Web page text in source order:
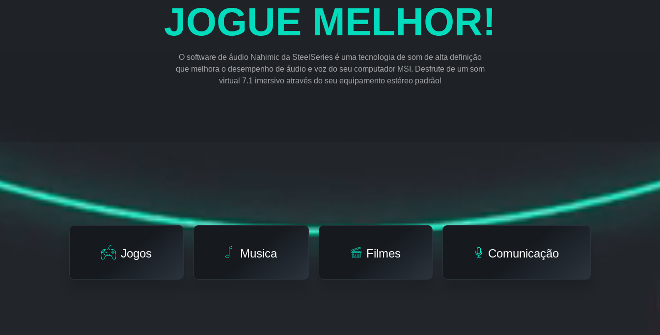
JOGUE MELHOR!
O software de áudio Nahimic da SteelSeries é uma tecnologia de som de alta definição
que melhora o desempenho de áudio e voz do seu computador MSI. Desfrute de um som
virtual 7.1 imersivo através do seu equipamento estéreo padrão!
Jogos Musica Filmes Comunicação